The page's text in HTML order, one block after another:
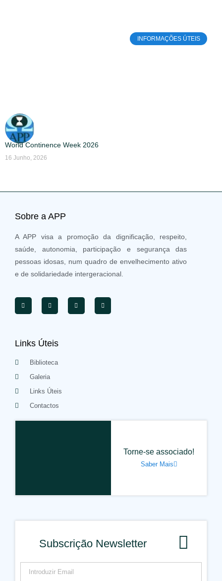
INFORMAÇÕES ÚTEIS
World Continence Week 2026
16 Junho, 2026
Sobre a APP
A APP visa a promoção da dignificação, respeito,
saúde, autonomia, participação e segurança das
pessoas idosas, num quadro de envelhecimento ativo
e de solidariedade intergeracional.
Links Úteis
Biblioteca
Galeria
Links Úteis
Contactos
Torne-se associado!
Saber Mais
Subscrição Newsletter